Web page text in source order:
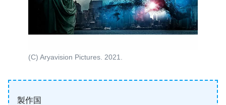
(C) Aryavision Pictures. 2021.
製作国